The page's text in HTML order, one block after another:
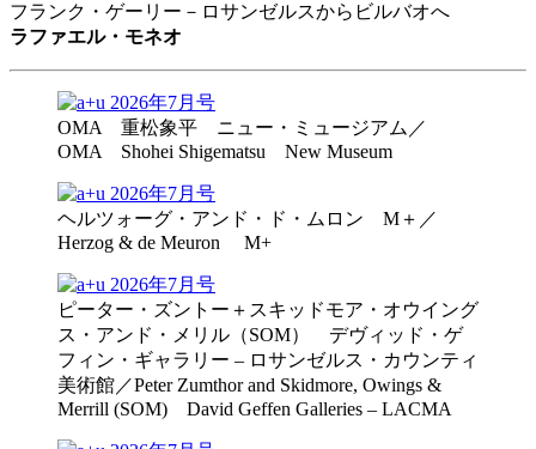
フランク・ゲーリー－ロサンゼルスからビルバオへ
ラファエル・モネオ
OMA 重松象平 ニュー・ミュージアム／
OMA Shohei Shigematsu New Museum
ヘルツォーグ・アンド・ド・ムロン M＋／
Herzog & de Meuron M+
ピーター・ズントー＋スキッドモア・オウイング
ス・アンド・メリル（SOM） デヴィッド・ゲ
フィン・ギャラリー – ロサンゼルス・カウンティ
美術館／Peter Zumthor and Skidmore, Owings &
Merrill (SOM) David Geffen Galleries – LACMA